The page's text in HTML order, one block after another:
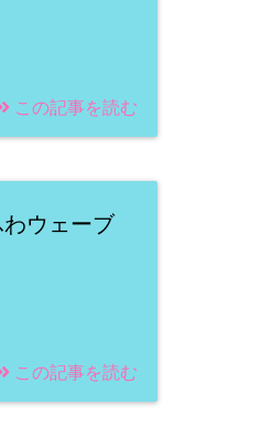
この記事を読む
ウェーブ
この記事を読む